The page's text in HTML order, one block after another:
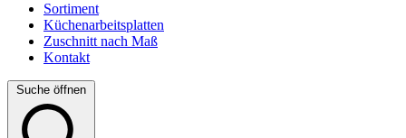
Sortiment
Küchenarbeitsplatten
Zuschnitt nach Maß
Kontakt
Suche öffnen